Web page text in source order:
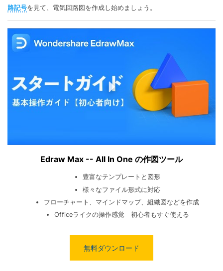
路記号を見て、電気回路図を作成し始めましょう。
Edraw Max -- All In One の作図ツール
豊富なテンプレートと図形
様々なファイル形式に対応
フローチャート、マインドマップ、組織図などを作成
Officeライクの操作感覚 初心者もすぐ使える
無料ダウンロード